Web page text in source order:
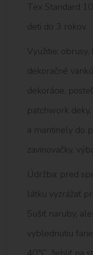
Tex Standard
deti do 3 rokov.
Využitie:
dekoračné
dekorácie,
patchwork
a mantinely do
zavinovačky,
Údržba: pred
látku vyzrážať
Sušiť naruby,
vyblednutiu